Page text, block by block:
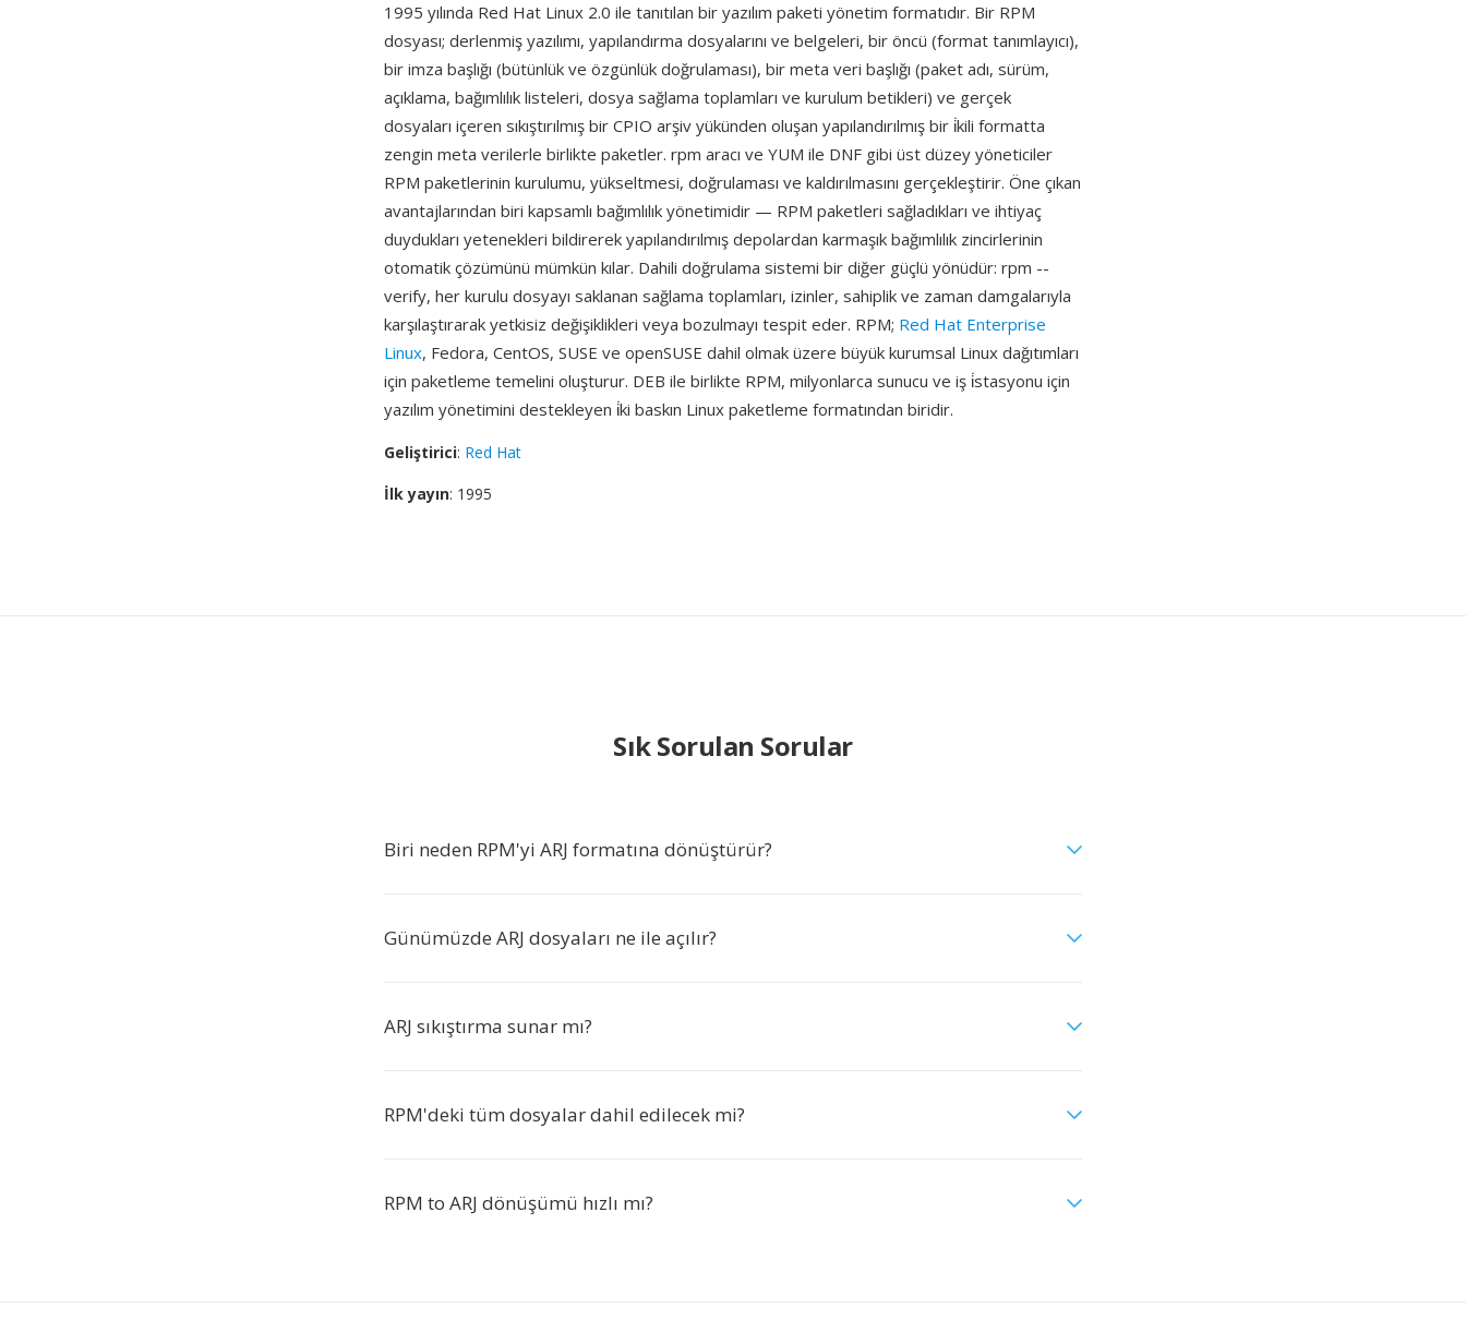
1995 yılında Red Hat Linux 2.0 ile tanıtılan bir yazılım paketi yönetim formatıdır. Bir RPM
dosyası; derlenmiş yazılımı, yapılandırma dosyalarını ve belgeleri, bir öncü (format tanımlayıcı),
bir imza başlığı (bütünlük ve özgünlük doğrulaması), bir meta veri başlığı (paket adı, sürüm,
açıklama, bağımlılık listeleri, dosya sağlama toplamları ve kurulum betikleri) ve gerçek
dosyaları içeren sıkıştırılmış bir CPIO arşiv yükünden oluşan yapılandırılmış bir i̇kili formatta
zengin meta verilerle birlikte paketler. rpm aracı ve YUM ile DNF gibi üst düzey yöneticiler
RPM paketlerinin kurulumu, yükseltmesi, doğrulaması ve kaldırılmasını gerçekleştirir. Öne çıkan
avantajlarından biri kapsamlı bağımlılık yönetimidir — RPM paketleri sağladıkları ve ihtiyaç
duydukları yetenekleri bildirerek yapılandırılmış depolardan karmaşık bağımlılık zincirlerinin
otomatik çözümünü mümkün kılar. Dahili doğrulama sistemi bir diğer güçlü yönüdür: rpm --
verify, her kurulu dosyayı saklanan sağlama toplamları, izinler, sahiplik ve zaman damgalarıyla
karşılaştırarak yetkisiz değişiklikleri veya bozulmayı tespit eder. RPM; Red Hat Enterprise
Linux, Fedora, CentOS, SUSE ve openSUSE dahil olmak üzere büyük kurumsal Linux dağıtımları
için paketleme temelini oluşturur. DEB ile birlikte RPM, milyonlarca sunucu ve iş i̇stasyonu için
yazılım yönetimini destekleyen i̇ki baskın Linux paketleme formatından biridir.
Geliştirici: Red Hat
İlk yayın: 1995
Sık Sorulan Sorular
Biri neden RPM'yi ARJ formatına dönüştürür?
Günümüzde ARJ dosyaları ne ile açılır?
ARJ sıkıştırma sunar mı?
RPM'deki tüm dosyalar dahil edilecek mi?
RPM to ARJ dönüşümü hızlı mı?